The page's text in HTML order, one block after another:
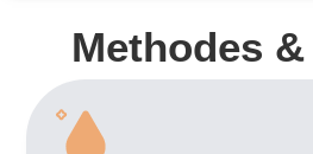
Methodes